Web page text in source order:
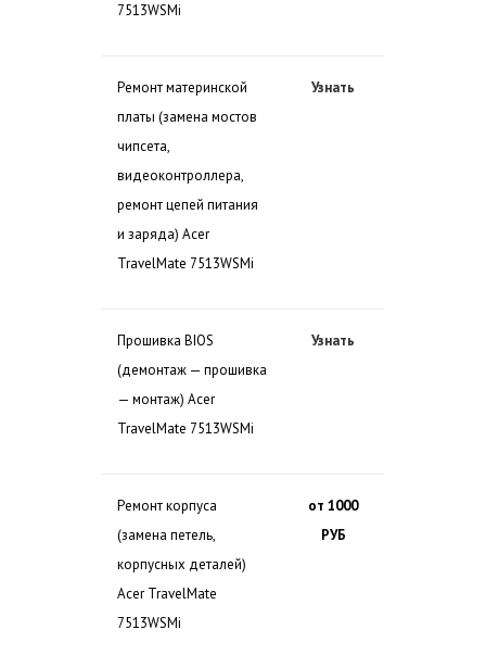
7513WSMi
Ремонт материнской
платы (замена мостов
чипсета,
видеоконтроллера,
ремонт цепей питания
и заряда) Acer
TravelMate 7513WSMi
Узнать
Прошивка BIOS
(демонтаж — прошивка
— монтаж) Acer
TravelMate 7513WSMi
Узнать
Ремонт корпуса
(замена петель,
корпусных деталей)
Acer TravelMate
7513WSMi
от 1000
РУБ